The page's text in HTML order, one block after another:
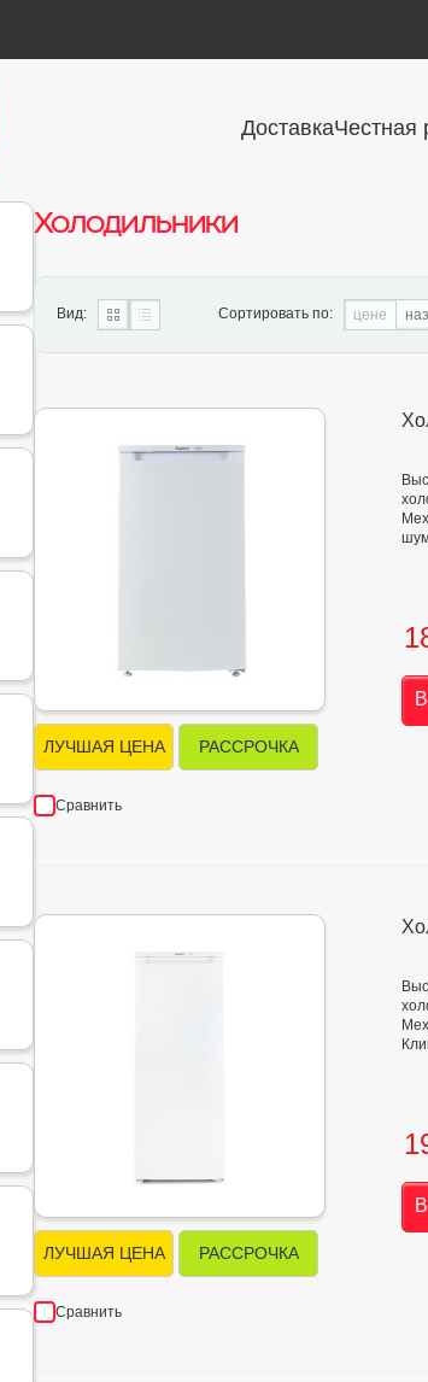
ДоставкаЧестная
Холодильники
Вид: Сортировать по: цене
ЛУЧШАЯ ЦЕНА РАССРОЧКА
Сравнить
ЛУЧШАЯ ЦЕНА РАССРОЧКА
Сравнить